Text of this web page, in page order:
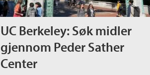
UC Berkeley: Søk midler
gjennom Peder Sather
Center